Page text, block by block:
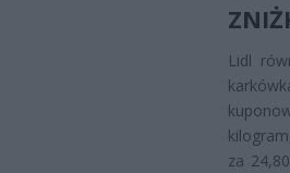
Lidl
za